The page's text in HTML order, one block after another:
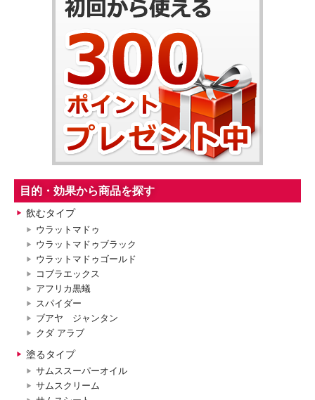
目的・効果から商品を探す
飲むタイプ
ウラットマドゥ
ウラットマドゥブラック
ウラットマドゥゴールド
コブラエックス
アフリカ黒蟻
スパイダー
ブアヤ ジャンタン
クダ アラブ
塗るタイプ
サムススーパーオイル
サムスクリーム